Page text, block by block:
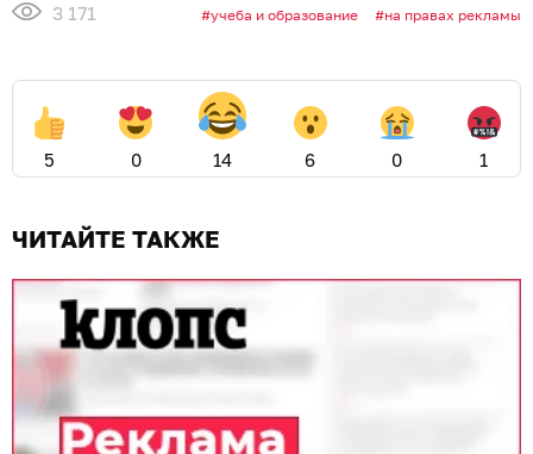
3 171 учеба и образование на правах рекламы
5 0 14 6 0 1
ЧИТАЙТЕ ТАКЖЕ